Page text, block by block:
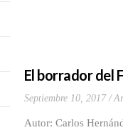
El borrador del
Septiembre 10, 2017
Autor: Carlos